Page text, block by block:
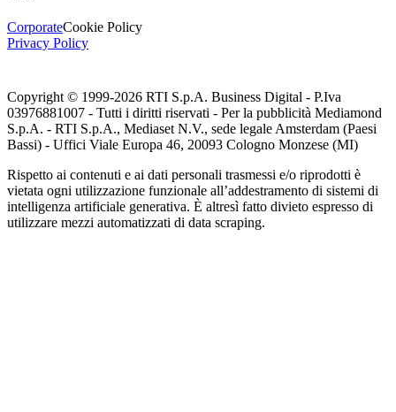
CorporateCookie Policy
Privacy Policy
Copyright © 1999-2026 RTI S.p.A. Business Digital - P.Iva
03976881007 - Tutti i diritti riservati - Per la pubblicità Mediamond
S.p.A. - RTI S.p.A., Mediaset N.V., sede legale Amsterdam (Paesi
Bassi) - Uffici Viale Europa 46, 20093 Cologno Monzese (MI)
Rispetto ai contenuti e ai dati personali trasmessi e/o riprodotti è
vietata ogni utilizzazione funzionale all’addestramento di sistemi di
intelligenza artificiale generativa. È altresì fatto divieto espresso di
utilizzare mezzi automatizzati di data scraping.